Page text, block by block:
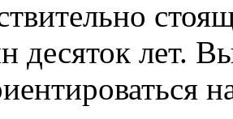
десяток лет.